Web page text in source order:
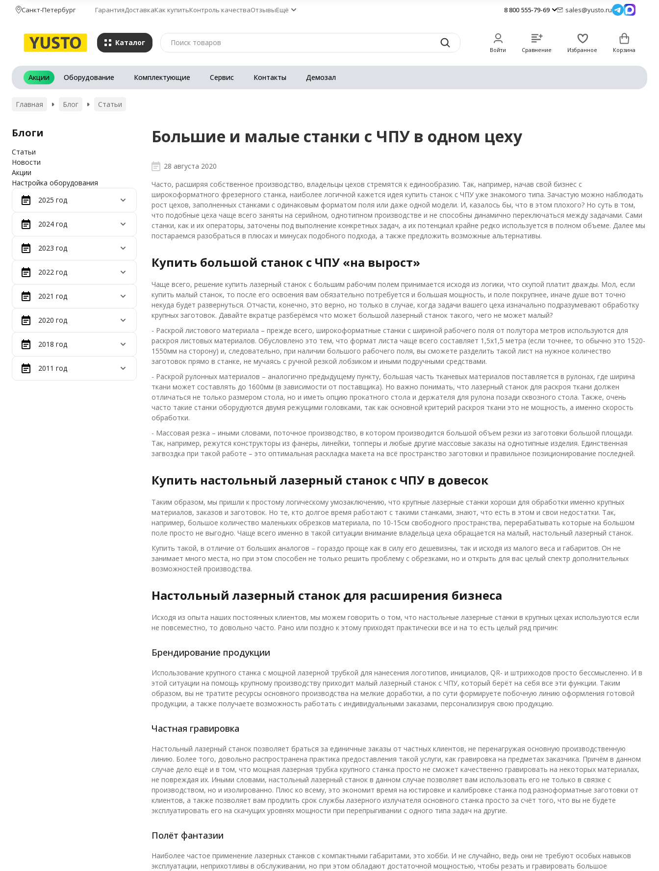
Санкт-Петербург ГарантияДоставкаКак купитьКонтроль качестваОтзывыЕщё 8 800 555-79-69 sales@yusto.ru
Каталог
Войти Сравнение Избранное Корзина
Акции Оборудование Комплектующие Сервис Контакты Демозал
Главная Блог Статьи
Большие и малые станки с ЧПУ в одном цеху
28 августа 2020
Часто, расширяя собственное производство, владельцы цехов стремятся к единообразию. Так, например, начав свой бизнес с
широкоформатного фрезерного станка, наиболее логичной кажется идея купить станок с ЧПУ уже знакомого типа. Зачастую можно наблюдать
рост цехов, заполненных станками с одинаковым форматом поля или даже одной модели. И, казалось бы, что в этом плохого? Но суть в том,
что подобные цеха чаще всего заняты на серийном, однотипном производстве и не способны динамично переключаться между задачами. Сами
станки, как и их операторы, заточены под выполнение конкретных задач, а их потенциал крайне редко используется в полном объеме. Далее мы
постараемся разобраться в плюсах и минусах подобного подхода, а также предложить возможные альтернативы.
Купить большой станок с ЧПУ «на вырост»
Чаще всего, решение купить лазерный станок с большим рабочим полем принимается исходя из логики, что скупой платит дважды. Мол, если
купить малый станок, то после его освоения вам обязательно потребуется и большая мощность, и поле покрупнее, иначе душе вот точно
некуда будет развернуться. Отчасти, конечно, это верно, но только в случае, когда задачи вашего цеха изначально подразумевают обработку
крупных заготовок. Давайте вкратце разберёмся что может большой лазерный станок такого, чего не может малый?
- Раскрой листового материала – прежде всего, широкоформатные станки с шириной рабочего поля от полутора метров используются для
раскроя листовых материалов. Обусловлено это тем, что формат листа чаще всего составляет 1,5х1,5 метра (если точнее, то обычно это 1520-
1550мм на сторону) и, следовательно, при наличии большого рабочего поля, вы сможете разделить такой лист на нужное количество
заготовок прямо в станке, не мучаясь с ручной резкой лобзиком и иными подручными средствами.
- Раскрой рулонных материалов – аналогично предыдущему пункту, большая часть тканевых материалов поставляется в рулонах, где ширина
ткани может составлять до 1600мм (в зависимости от поставщика). Но важно понимать, что лазерный станок для раскроя ткани должен
отличаться не только размером стола, но и иметь опцию прокатного стола и держателя для рулона позади сквозного стола. Также, очень
часто такие станки оборудуются двумя режущими головками, так как основной критерий раскроя ткани это не мощность, а именно скорость
обработки.
- Массовая резка – иными словами, поточное производство, в котором производится большой объем резки из заготовки большой площади.
Так, например, режутся конструкторы из фанеры, линейки, топперы и любые другие массовые заказы на однотипные изделия. Единственная
загвоздка при такой работе – это оптимальная раскладка макета на всё пространство заготовки и правильное позиционирование последней.
Купить настольный лазерный станок с ЧПУ в довесок
Таким образом, мы пришли к простому логическому умозаключению, что крупные лазерные станки хороши для обработки именно крупных
материалов, заказов и заготовок. Но те, кто долгое время работают с такими станками, знают, что есть в этом и свои недостатки. Так,
например, большое количество маленьких обрезков материала, по 10-15см свободного пространства, перерабатывать которые на большом
поле просто не выгодно. Чаще всего именно в такой ситуации внимание владельца цеха обращается на малый, настольный лазерный станок.
Купить такой, в отличие от больших аналогов – гораздо проще как в силу его дешевизны, так и исходя из малого веса и габаритов. Он не
занимает много места, но при этом способен не только решить проблему с обрезками, но и открыть для вас целый спектр дополнительных
возможностей производства.
Настольный лазерный станок для расширения бизнеса
Исходя из опыта наших постоянных клиентов, мы можем говорить о том, что настольные лазерные станки в крупных цехах используются если
не повсеместно, то довольно часто. Рано или поздно к этому приходят практически все и на то есть целый ряд причин:
Брендирование продукции
Использование крупного станка с мощной лазерной трубкой для нанесения логотипов, инициалов, QR- и штрихкодов просто бессмысленно. И в
этой ситуации на помощь крупному производству приходит малый лазерный станок с ЧПУ, который берёт на себя все эти функции. Таким
образом, вы не тратите ресурсы основного производства на мелкие доработки, а по сути формируете побочную линию оформления готовой
продукции, а также получаете возможность работать с индивидуальными заказами, персонализируя свою продукцию.
Частная гравировка
Настольный лазерный станок позволяет браться за единичные заказы от частных клиентов, не перенагружая основную производственную
линию. Более того, довольно распространена практика предоставления такой услуги, как гравировка на предметах заказчика. Причём в данном
случае дело ещё и в том, что мощная лазерная трубка крупного станка просто не сможет качественно гравировать на некоторых материалах,
не повреждая их. Иными словами, настольный лазерный станок в данном случае позволяет вам использовать его не только в связке с
производством, но и изолированно. Плюс ко всему, это экономит время на юстировке и калибровке станка под разноформатные заготовки от
клиентов, а также позволяет вам продлить срок службы лазерного излучателя основного станка просто за счёт того, что вы не будете
эксплуатировать его на скачущих уровнях мощности при перепрыгивании с одного типа задач на другие.
Полёт фантазии
Наиболее частое применение лазерных станков с компактными габаритами, это хобби. И не случайно, ведь они не требуют особых навыков
эксплуатации, неприхотливы в обслуживании, но при этом обладают достаточной мощностью, чтобы резать и гравировать большое
Блоги
Статьи
Новости
Акции
Настройка оборудования
2025 год
2024 год
2023 год
2022 год
2021 год
2020 год
2018 год
2011 год